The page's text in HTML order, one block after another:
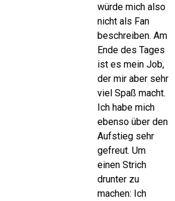
würde mich also
nicht als Fan
beschreiben. Am
Ende des Tages
ist es mein Job,
der mir aber sehr
viel Spaß macht.
Ich habe mich
ebenso über den
Aufstieg sehr
gefreut. Um
einen Strich
drunter zu
machen: Ich